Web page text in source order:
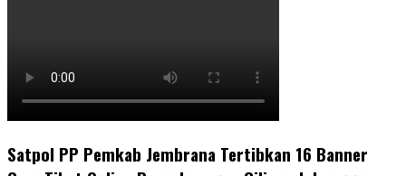
Satpol PP Pemkab Jembrana Tertibkan 16 Banner